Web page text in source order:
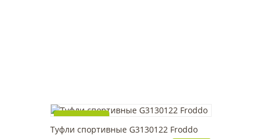
Топ продаж
Туфли спортивные G3130122 Froddo